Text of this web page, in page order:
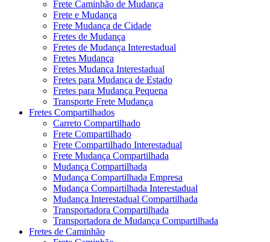
Frete Caminhão de Mudança
Frete e Mudança
Frete Mudança de Cidade
Fretes de Mudança
Fretes de Mudança Interestadual
Fretes Mudança
Fretes Mudança Interestadual
Fretes para Mudança de Estado
Fretes para Mudança Pequena
Transporte Frete Mudança
Fretes Compartilhados
Carreto Compartilhado
Frete Compartilhado
Frete Compartilhado Interestadual
Frete Mudança Compartilhada
Mudança Compartilhada
Mudança Compartilhada Empresa
Mudança Compartilhada Interestadual
Mudança Interestadual Compartilhada
Transportadora Compartilhada
Transportadora de Mudança Compartilhada
Fretes de Caminhão